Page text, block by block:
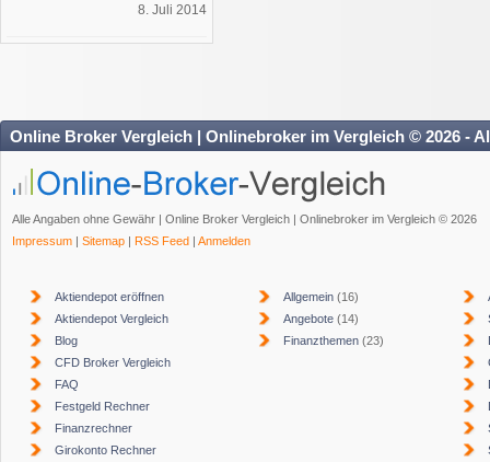
8. Juli 2014
Online Broker Vergleich | Onlinebroker im Vergleich © 2026 -
Alle Angaben ohne Gewähr | Online Broker Vergleich | Onlinebroker im Vergleich © 2026
Impressum | Sitemap | RSS Feed | Anmelden
Aktiendepot eröffnen
Aktiendepot Vergleich
Blog
CFD Broker Vergleich
FAQ
Festgeld Rechner
Finanzrechner
Girokonto Rechner
Allgemein (16)
Angebote (14)
Finanzthemen (23)